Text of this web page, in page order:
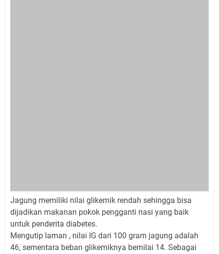
Jagung memiliki nilai glikemik rendah sehingga bisa
dijadikan makanan pokok pengganti nasi yang baik
untuk penderita diabetes.
Mengutip laman , nilai IG dari 100 gram jagung adalah
46, sementara beban glikemiknya bernilai 14. Sebagai